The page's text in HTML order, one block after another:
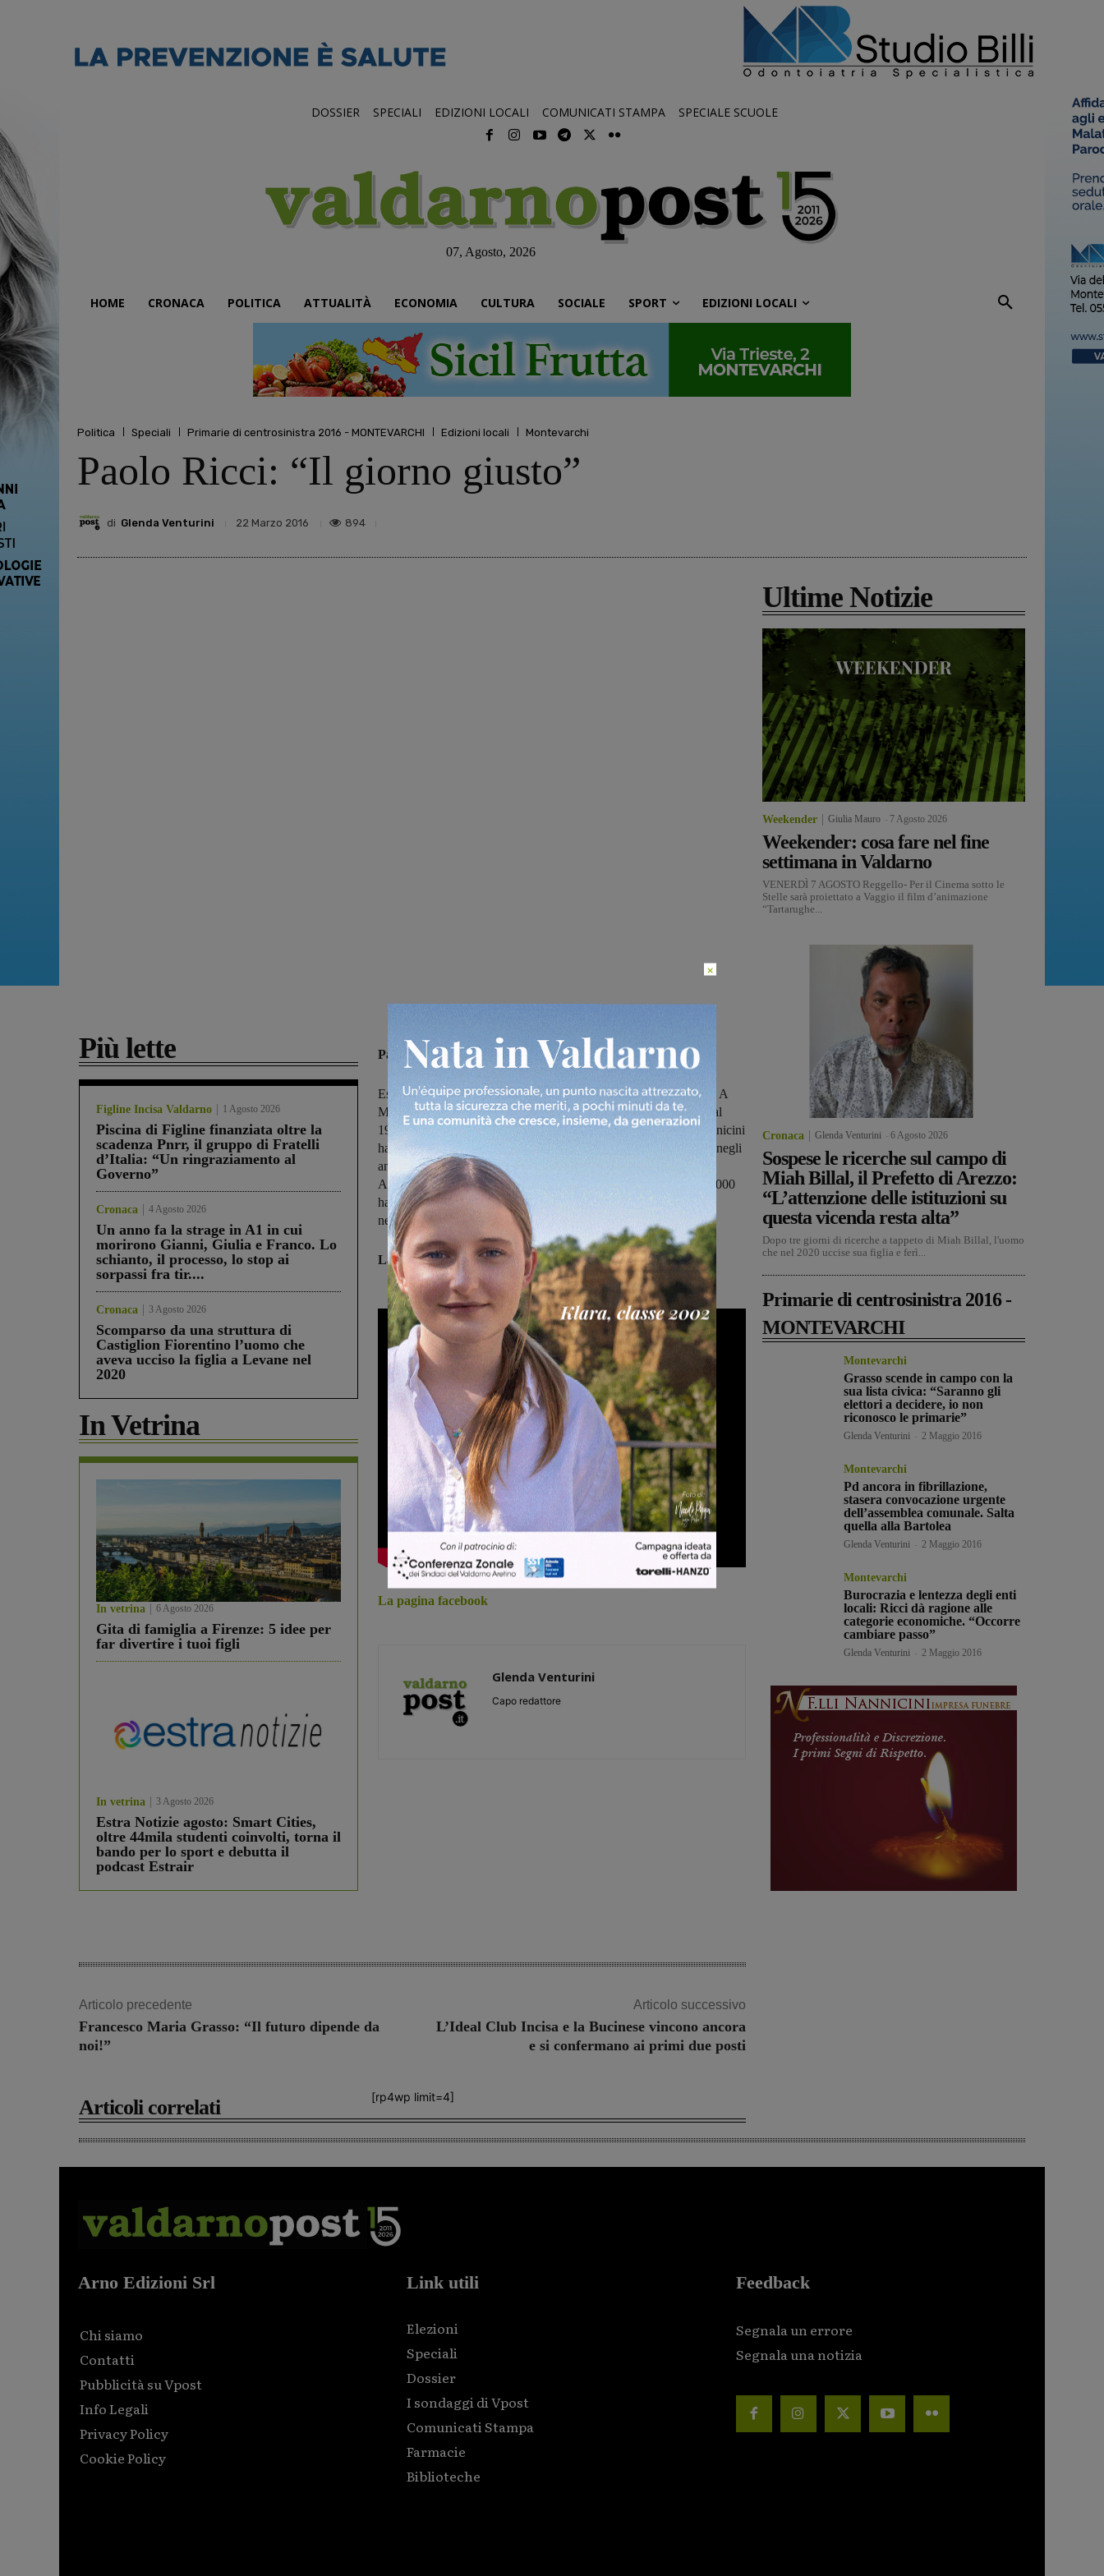
DOSSIER SPECIALI EDIZIONI LOCALI COMUNICATI STAMPA SPECIALE SCUOLE
07, Agosto, 2026
HOME CRONACA POLITICA ATTUALITÀ ECONOMIA CULTURA SOCIALE SPORT EDIZIONI LOCALI
Politica Speciali Primarie di centrosinistra 2016 - MONTEVARCHI Edizioni locali Montevarchi
Paolo Ricci: “Il giorno giusto”
di Glenda Venturini 22 Marzo 2016 894
Più lette
Figline Incisa Valdarno 1 Agosto 2026
Piscina di Figline finanziata oltre la
scadenza Pnrr, il gruppo di Fratelli
d’Italia: “Un ringraziamento al
Governo”
Cronaca 4 Agosto 2026
Un anno fa la strage in A1 in cui
morirono Gianni, Giulia e Franco. Lo
schianto, il processo, lo stop ai
sorpassi fra tir....
Cronaca 3 Agosto 2026
Scomparso da una struttura di
Castiglion Fiorentino l’uomo che
aveva ucciso la figlia a Levane nel
2020
In Vetrina
In vetrina 6 Agosto 2026
Gita di famiglia a Firenze: 5 idee per
far divertire i tuoi figli
In vetrina 3 Agosto 2026
Estra Notizie agosto: Smart Cities,
oltre 44mila studenti coinvolti, torna il
bando per lo sport e debutta il
podcast Estrair
Paolo Ricci, 57 anni, dipendente pubblico.
Esponente di area socialista, è il candidato “Montevarchi Futura”. A
Montevarchi è stato presidente del Consiglio comunale dal 1995 al
1997 e consigliere dal 2006 al 2011. Con il sindaco Rolando Nannicini
ha ricoperto la carica di assessore all'Urbanistica, dal '97 al 2001, negli
anni in cui fu redatto il primo piano strutturale della città.
Amministratore delegato e presidente di Valdarno Sviluppo, nel 2000
ha anche lavorato come funzionario delle Nazioni Unite
nell'amministrazione di Mitrovika in Kosovo.
La videointervista
La pagina facebook
Glenda Venturini
Capo redattore
Articolo precedente
Francesco Maria Grasso: “Il futuro dipende da
noi!”
Articolo successivo
L’Ideal Club Incisa e la Bucinese vincono ancora
e si confermano ai primi due posti
[rp4wp limit=4]
Articoli correlati
Ultime Notizie
Weekender Giulia Mauro 7 Agosto 2026
Weekender: cosa fare nel fine
settimana in Valdarno
VENERDÌ 7 AGOSTO Reggello- Per il Cinema sotto le
Stelle sarà proiettato a Vaggio il film d’animazione
“Tartarughe...
Cronaca Glenda Venturini 6 Agosto 2026
Sospese le ricerche sul campo di
Miah Billal, il Prefetto di Arezzo:
“L’attenzione delle istituzioni su
questa vicenda resta alta”
Dopo tre giorni di ricerche a tappeto di Miah Billal, l'uomo
che nel 2020 uccise sua figlia e ferì...
Primarie di centrosinistra 2016 -
MONTEVARCHI
Montevarchi
Grasso scende in campo con la
sua lista civica: “Saranno gli
elettori a decidere, io non
riconosco le primarie”
Glenda Venturini 2 Maggio 2016
Montevarchi
Pd ancora in fibrillazione,
stasera convocazione urgente
dell’assemblea comunale. Salta
quella alla Bartolea
Glenda Venturini 2 Maggio 2016
Montevarchi
Burocrazia e lentezza degli enti
locali: Ricci dà ragione alle
categorie economiche. “Occorre
cambiare passo”
Glenda Venturini 2 Maggio 2016
Arno Edizioni Srl
Chi siamo
Contatti
Pubblicità su Vpost
Info Legali
Privacy Policy
Cookie Policy
Link utili
Elezioni
Speciali
Dossier
I sondaggi di Vpost
Comunicati Stampa
Farmacie
Biblioteche
Feedback
Segnala un errore
Segnala una notizia
×